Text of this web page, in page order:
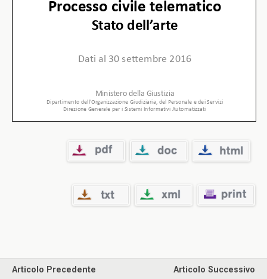
Articolo Precedente
Articolo Successivo